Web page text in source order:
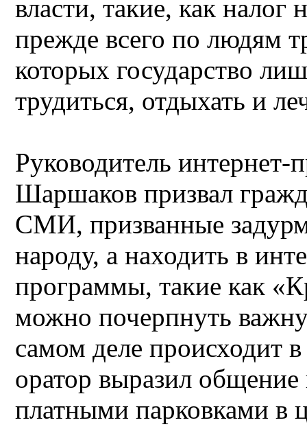
власти, такие, как
прежде всего по людям
которых государство
трудиться, отдыхать и
Руководитель
Шаршаков призвал
СМИ, призванные
народу, а находить в
программы, такие как
можно почерпнуть
самом деле происходит
оратор выразил
платными парковками в